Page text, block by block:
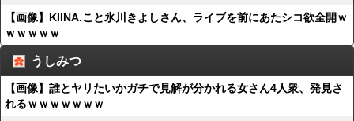
【画像】KIINA.こと氷川きよしさん、ライブを前にあたシコ欲全開ｗ
ｗｗｗｗｗ
うしみつ
【画像】誰とヤリたいかガチで見解が分かれる女さん4人衆、発見さ
れるｗｗｗｗｗｗｗ